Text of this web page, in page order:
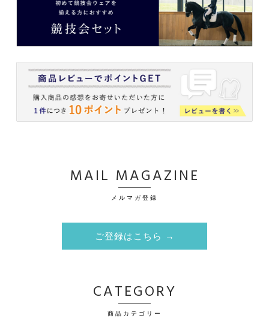
MAIL MAGAZINE
メルマガ登録
ご登録はこちら →
CATEGORY
商品カテゴリー